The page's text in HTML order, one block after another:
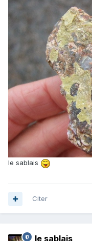
le sablais
Citer
le sablais